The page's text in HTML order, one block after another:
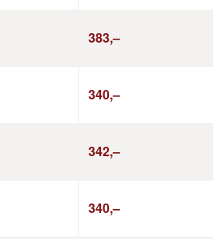
383,–
340,–
342,–
340,–